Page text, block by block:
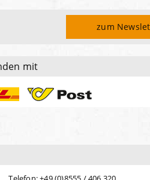
zum
mit